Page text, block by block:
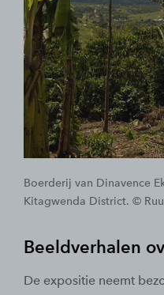
Boerderij van Dinavence
Kitagwenda District. ©
Beeldverhalen
De expositie neemt